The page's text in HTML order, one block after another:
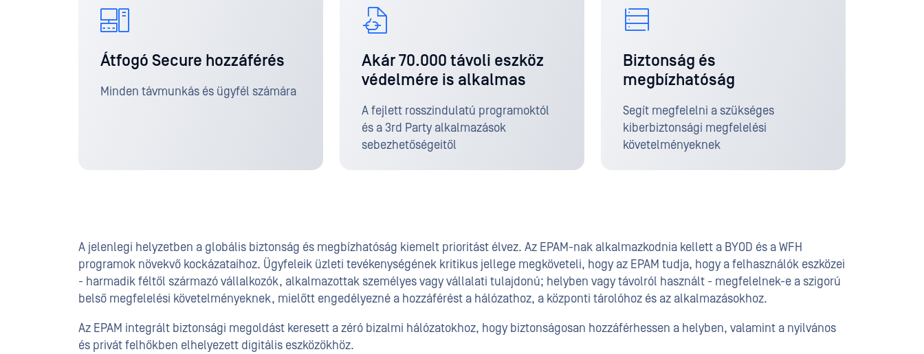
Átfogó Secure hozzáférés
Minden távmunkás és ügyfél számára
Akár 70.000 távoli eszköz
védelmére is alkalmas
A fejlett rosszindulatú programoktól
és a 3rd Party alkalmazások
sebezhetőségeitől
Biztonság és
megbízhatóság
Segít megfelelni a szükséges
kiberbiztonsági megfelelési
követelményeknek
A jelenlegi helyzetben a globális biztonság és megbízhatóság kiemelt prioritást élvez. Az EPAM-nak alkalmazkodnia kellett a BYOD és a WFH
programok növekvő kockázataihoz. Ügyfeleik üzleti tevékenységének kritikus jellege megköveteli, hogy az EPAM tudja, hogy a felhasználók eszközei
- harmadik féltől származó vállalkozók, alkalmazottak személyes vagy vállalati tulajdonú; helyben vagy távolról használt - megfelelnek-e a szigorú
belső megfelelési követelményeknek, mielőtt engedélyezné a hozzáférést a hálózathoz, a központi tárolóhoz és az alkalmazásokhoz.
Az EPAM integrált biztonsági megoldást keresett a zéró bizalmi hálózatokhoz, hogy biztonságosan hozzáférhessen a helyben, valamint a nyilvános
és privát felhőkben elhelyezett digitális eszközökhöz.